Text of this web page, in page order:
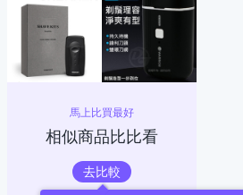
馬上比買最好
相似商品比比看
去比較